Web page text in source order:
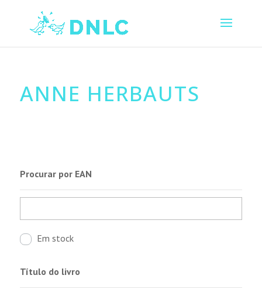
ANNE HERBAUTS
Procurar por EAN
Em stock
Título do livro